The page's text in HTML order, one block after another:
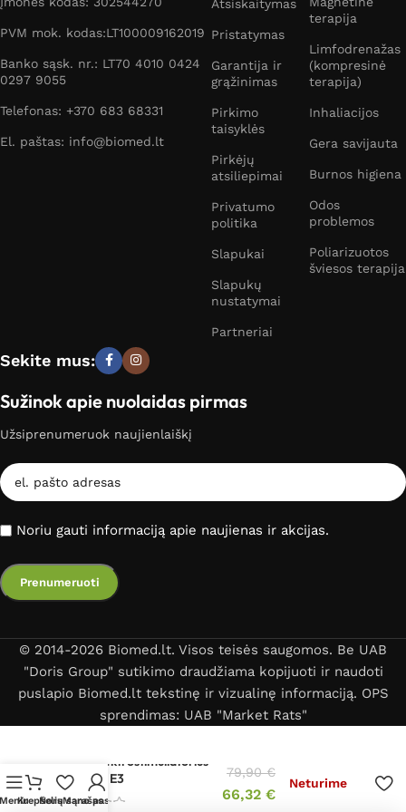
PVM mok. kodas:LT100009162019
Banko sąsk. nr.: LT70 4010 0424
0297 9055
Telefonas: +370 683 68331
El. paštas: info@biomed.lt
Atsiskaitymas
Pristatymas
Garantija ir
grąžinimas
Pirkimo
taisyklės
Pirkėjų
atsiliepimai
Privatumo
politika
Slapukai
Slapukų
nustatymai
Partneriai
terapija
Limfodrenažas
(kompresinė
terapija)
Inhaliacijos
Gera savijauta
Burnos higiena
Odos
problemos
Poliarizuotos
šviesos terapija
Sekite mus:
Sužinok apie nuolaidas pirmas
Užsiprenumeruok naujienlaiškį
Noriu gauti informaciją apie naujienas ir akcijas.
© 2014-2026 Biomed.lt. Visos teisės saugomos. Be UAB
"Doris Group" sutikimo draudžiama kopijuoti ir naudoti
puslapio Biomed.lt tekstinę ir vizualinę informaciją. OPS
sprendimas: UAB "Market Rats"
MeniuKrepšelisNorų sąrašas
Mano paskyra
TENS elektrostimuliatorius
OMRON E3
79,90€
66,32 €
Neturime